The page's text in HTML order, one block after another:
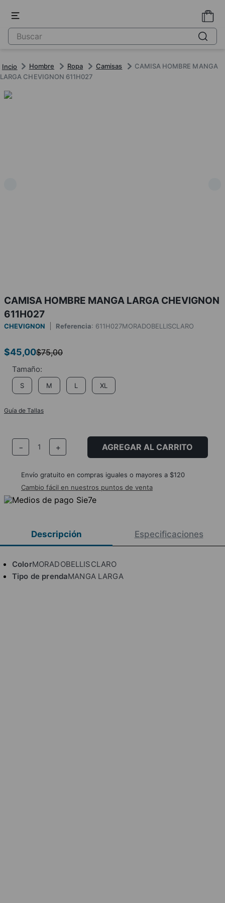
Hombre Ropa Camisas
CAMISA HOMBRE MANGA
LARGA CHEVIGNON 611H027
CAMISA HOMBRE MANGA LARGA CHEVIGNON
611H027
CHEVIGNON Referencia: 611H027MORADOBELLISCLARO
$45,00$75,00
S M L XL
Guía de Tallas
＋
－ AGREGAR AL CARRITO
Envío gratuito en compras iguales o mayores a $120
Cambio fácil en nuestros puntos de venta
Descripción Especificaciones
ColorMORADOBELLISCLARO
Tipo de prendaMANGA LARGA